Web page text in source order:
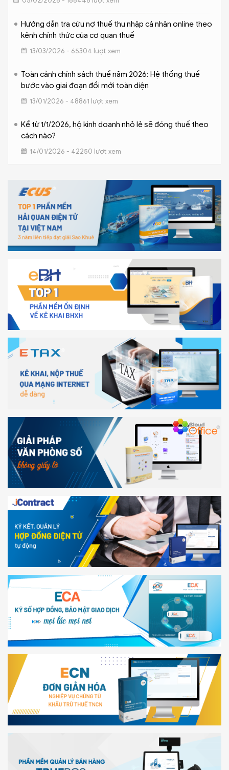
Hướng dẫn tra cứu nợ thuế thu nhập cá nhân online theo
kênh chính thức của cơ quan thuế
13/03/2026 - 65304 lượt xem
Toàn cảnh chính sách thuế năm 2026: Hệ thống thuế
bước vào giai đoạn đổi mới toàn diện
13/01/2026 - 48861 lượt xem
Kể từ 1/1/2026, hộ kinh doanh nhỏ lẻ sẽ đóng thuế theo
cách nào?
14/01/2026 - 42250 lượt xem